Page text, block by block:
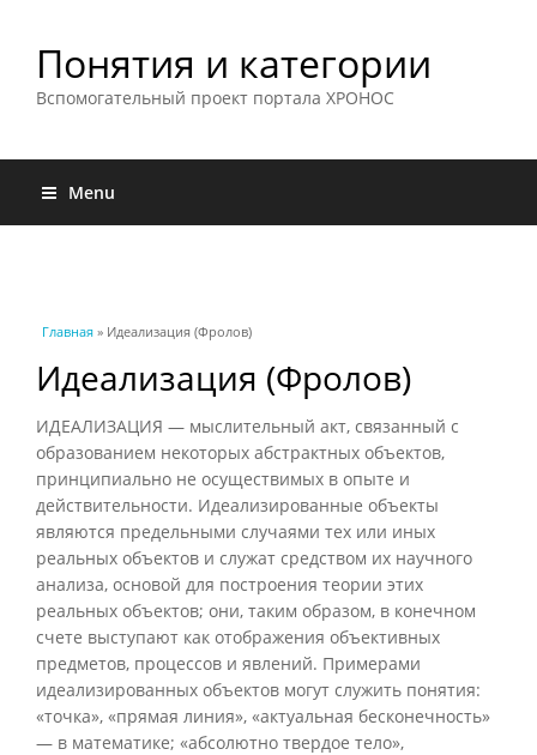
Понятия и категории
Вспомогательный проект портала ХРОНОС
Menu
Вы здесь
Главная » Идеализация (Фролов)
Идеализация (Фролов)
ИДЕАЛИЗАЦИЯ — мыслительный акт, связанный с
образованием некоторых абстрактных объектов,
принципиально не осуществимых в опыте и
действительности. Идеализированные объекты
являются предельными случаями тех или иных
реальных объектов и служат средством их научного
анализа, основой для построения теории этих
реальных объектов; они, таким образом, в конечном
счете выступают как отображения объективных
предметов, процессов и явлений. Примерами
идеализированных объектов могут служить понятия:
«точка», «прямая линия», «актуальная бесконечность»
— в математике; «абсолютно твердое тело»,